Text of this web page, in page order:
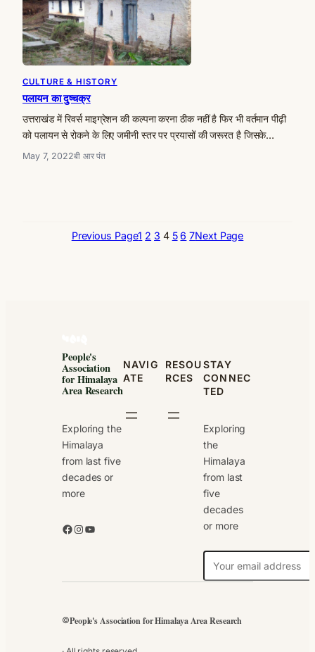
CULTURE & HISTORY
पलायन का दुष्चक्र
उत्तराखंड में रिवर्स माइग्रेशन की कल्पना करना ठीक नहीं है फिर भी वर्तमान पीढ़ी
को पलायन से रोकने के लिए जमीनी स्तर पर प्रयासों की जरूरत है जिसके…
May 7, 2022बी आर पंत
Previous Page1 2 3 4 5 6 7Next Page
People's
Association
for Himalaya
Area Research
Exploring the
Himalaya
from last five
decades or
more
Facebook Instagram YouTube
NAVIG
ATE
RESOU
RCES
STAY
CONNEC
TED
Exploring
the
Himalaya
from last
five
decades
or more
e
l
©People's Association for Himalaya Area Research